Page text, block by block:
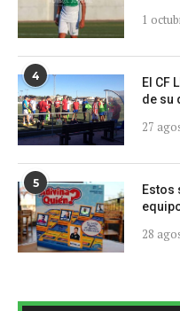
1
4
El CF
de su
27
5
Estos
28